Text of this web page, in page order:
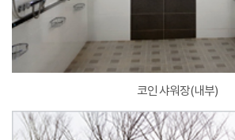
코인 샤워장(내부)